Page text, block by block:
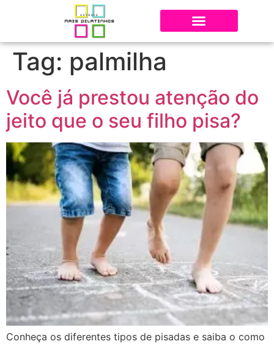
Tag: palmilha
Você já prestou atenção do
jeito que o seu filho pisa?
Conheça os diferentes tipos de pisadas e saiba o como